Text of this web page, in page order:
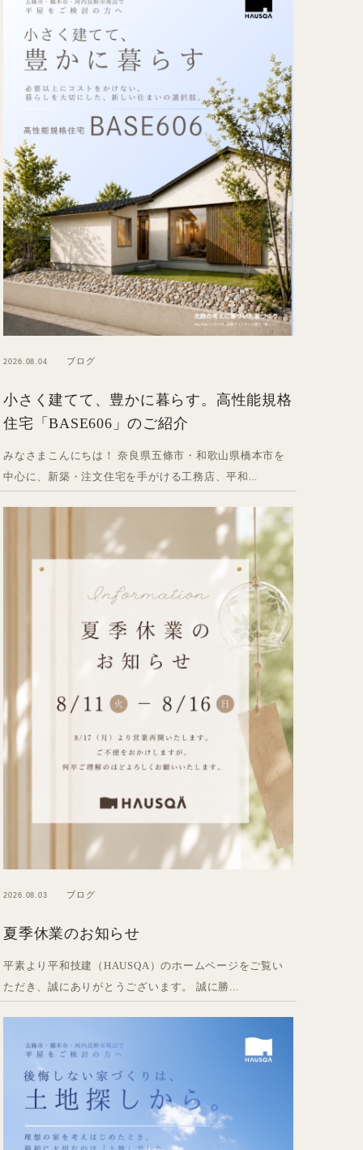
2026.08.04 ブログ
小さく建てて、豊かに暮らす。高性能規格
住宅「BASE606」のご紹介
みなさまこんにちは！ 奈良県五條市・和歌山県橋本市を
中心に、新築・注文住宅を手がける工務店、平和...
2026.08.03 ブログ
夏季休業のお知らせ
平素より平和技建（HAUSQA）のホームページをご覧い
ただき、誠にありがとうございます。 誠に勝...